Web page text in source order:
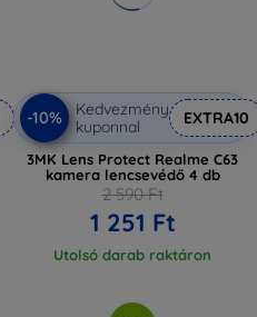
-10%
Kedvezmény
kuponnal
EXTRA10
3MK Lens Protect Realme C63
kamera lencsevédő 4 db
2 590 Ft
1 251 Ft
Utolsó darab raktáron